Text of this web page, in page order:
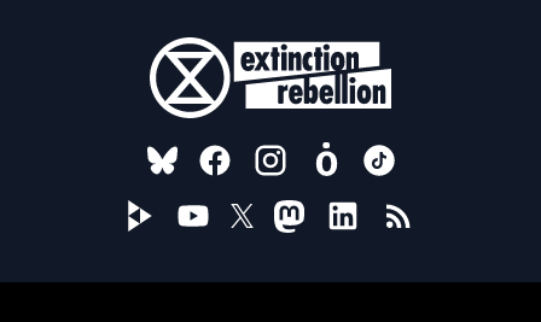
FOLLOW US ON